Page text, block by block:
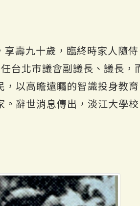
壽九十歲，臨終時家人隨侍
台北市議會副議長、議長，
以高瞻遠矚的智識投身教育
辭世消息傳出，淡江大學校